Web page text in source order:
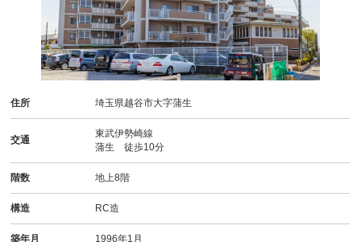
住所 埼玉県越谷市大字蒲生
交通
東武伊勢崎線
蒲生 徒歩10分
階数 地上8階
構造 RC造
築年月 1996年1月